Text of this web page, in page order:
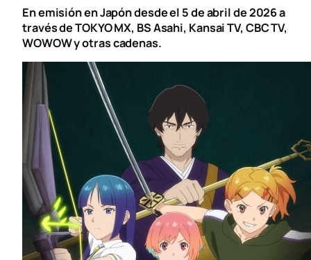
En emisión en Japón desde el 5 de abril de 2026 a
través de TOKYO MX, BS Asahi, Kansai TV, CBC TV,
WOWOW y otras cadenas.